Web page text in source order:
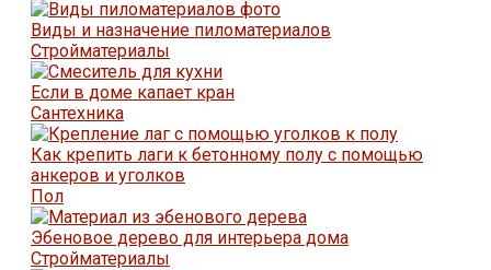
Виды и назначение пиломатериалов
Стройматериалы
Если в доме капает кран
Сантехника
Как крепить лаги к бетонному полу с помощью
анкеров и уголков
Пол
Эбеновое дерево для интерьера дома
Стройматериалы